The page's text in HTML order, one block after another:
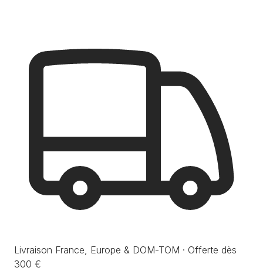
Livraison France, Europe & DOM-TOM · Offerte dès
300 €